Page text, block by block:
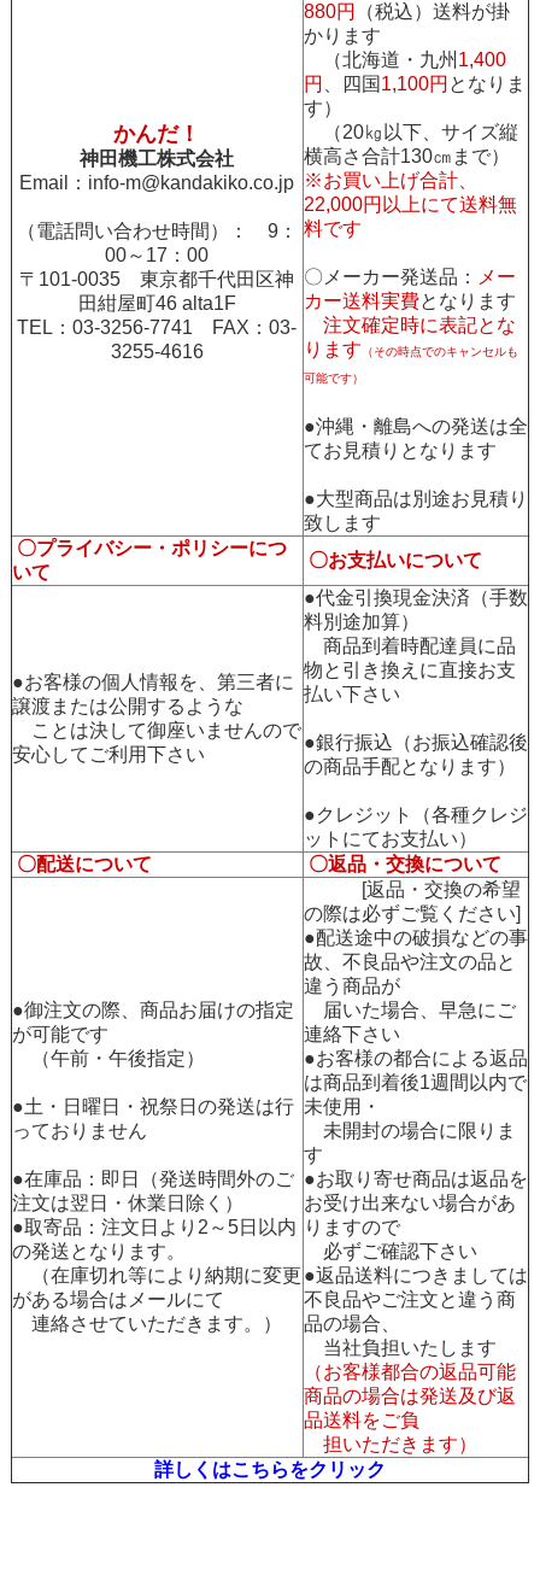
かんだ！
神田機工株式会社
Email： info-m@kandakiko.co.jp
（電話問い合わせ時間）： 9：
00～17：00
〒101-0035 東京都千代田区神
田紺屋町46 alta1F
TEL：03-3256-7741 FAX：03-
3255-4616
880円
（税込）送料が掛
かります
（北海道・九州 1,400
円
、四国 1,100円 となりま
す）
（20㎏以下、サイズ縦
横高さ合計130㎝まで）
※お買い上げ合計、
22,000円以上にて送料無
料です
〇メーカー発送品：
メー
カー送料実費となります
注文確定時に表記とな
ります （その時点でのキャンセルも
可能です）
●沖縄・離島への発送は全
てお見積りとなります
●大型商品は別途お見積り
致します
〇プライバシー・ポリシーにつ
いて
〇お支払いについて
●お客様の個人情報を、第三者に
譲渡または公開するような
ことは決して御座いませんので
安心してご利用下さい
●代金引換現金決済（手数
料別途加算）
商品到着時配達員に品
物と引き換えに直接お支
払い下さい
●銀行振込（お振込確認後
の商品手配となります）
●クレジット（各種クレジ
ットにてお支払い）
〇配送について
〇返品・交換について
●御注文の際、商品お届けの指定
が可能です
（午前・午後指定）
●土・日曜日・祝祭日の発送は行
っておりません
●在庫品：即日（発送時間外のご
注文は翌日・休業日除く）
●取寄品：注文日より2～5日以内
の発送となります。
（在庫切れ等により納期に変更
がある場合はメールにて
連絡させていただきます。）
[返品・交換の希望
の際は必ずご覧ください]
●配送途中の破損などの事
故、不良品や注文の品と
違う商品が
届いた場合、早急にご
連絡下さい
●お客様の都合による返品
は商品到着後1週間以内で
未使用・
未開封の場合に限りま
す
●お取り寄せ商品は返品を
お受け出来ない場合があ
りますので
必ずご確認下さい
●返品送料につきましては
不良品やご注文と違う商
品の場合、
当社負担いたします
（お客様都合の返品可能
商品の場合は発送及び返
品送料をご負
担いただきます）
詳しくはこちらをクリック